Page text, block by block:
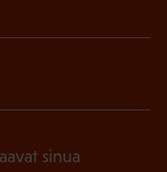
sinua